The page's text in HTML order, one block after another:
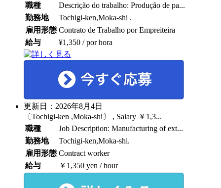
職種
Descrição do trabalho: Produção de pa...
勤務地
Tochigi-ken,Moka-shi .
雇用形態 Contrato de Trabalho por Empreiteira
給与
¥1,350 / por hora
更新日：2026年8月4日
〔Tochigi-ken ,Moka-shi〕 , Salary ￥1,3...
職種
Job Description: Manufacturing of ext...
勤務地
Tochigi-ken,Moka-shi.
雇用形態 Contract worker
給与
￥1,350 yen / hour